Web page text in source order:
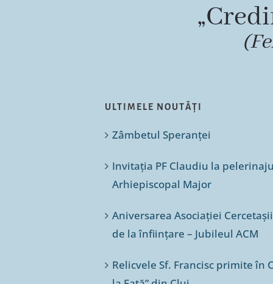
ULTIMELE NOUTĂȚI
Zâmbetul Speranței
Invitația PF Claudiu la
Arhiepiscopal Major
Aniversarea Asociației
de la înființare – Jubileul ACM
Relicvele Sf. Francisc primite în